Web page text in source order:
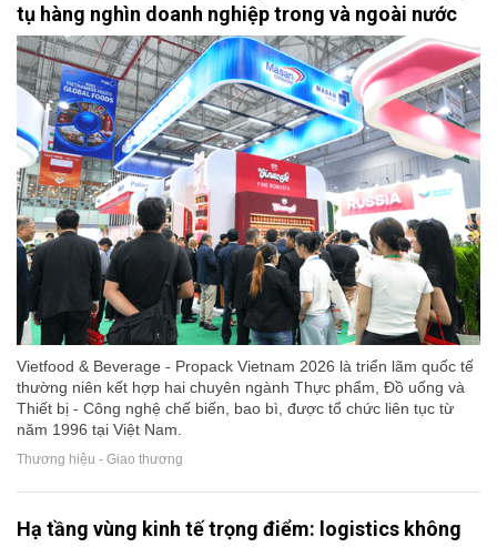
tụ hàng nghìn doanh nghiệp trong và ngoài nước
Vietfood & Beverage - Propack Vietnam 2026 là triển lãm quốc tế
thường niên kết hợp hai chuyên ngành Thực phẩm, Đồ uống và
Thiết bị - Công nghệ chế biến, bao bì, được tổ chức liên tục từ
năm 1996 tại Việt Nam.
Thương hiệu - Giao thương
Hạ tầng vùng kinh tế trọng điểm: logistics không